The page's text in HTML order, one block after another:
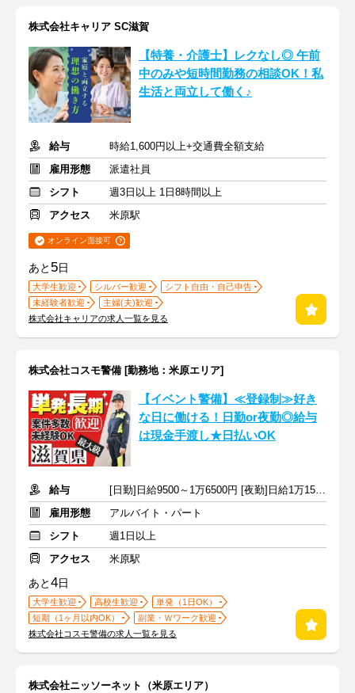
株式会社キャリア SC滋賀
【特養・介護士】レクなし◎ 午前
中のみや短時間勤務の相談OK！私
生活と両立して働く♪
給与
時給1,600円以上+交通費全額支給
雇用形態
派遣社員
シフト
週3日以上 1日8時間以上
アクセス
米原駅
オンライン面接可
あと 5日
大学生歓迎 シルバー歓迎
シフト自由・自己申告
未経験者歓迎
主婦(夫)歓迎
株式会社キャリアの求人一覧を見る
株式会社コスモ警備 [勤務地：米原エリア]
【イベント警備】≪登録制≫好き
な日に働ける！日勤or夜勤◎給与
は現金手渡し★日払いOK
給与
[日勤]日給9500～1万6500円 [夜勤]日給1万1500～1万9500円
雇用形態
アルバイト・パート
シフト
週1日以上
アクセス
米原駅
あと4日
大学生歓迎 高校生歓迎
単発（1日OK）
短期（1ヶ月以内OK）
副業・Ｗワーク歓迎
株式会社コスモ警備の求人一覧を見る
株式会社ニッソーネット（米原エリア）